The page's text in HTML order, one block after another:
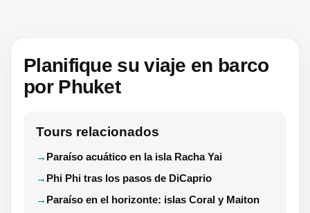
Planifique su viaje en barco
por Phuket
Tours relacionados
Paraíso acuático en la isla Racha Yai
Phi Phi tras los pasos de DiCaprio
Paraíso en el horizonte: islas Coral y Maiton